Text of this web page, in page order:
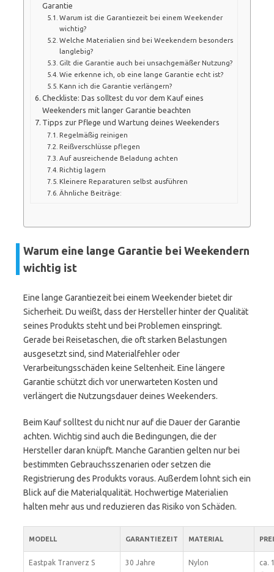
Garantie
Warum ist die Garantiezeit bei einem Weekender
wichtig?
Welche Materialien sind bei Weekendern besonders
langlebig?
Gilt die Garantie auch bei unsachgemäßer Nutzung?
Wie erkenne ich, ob eine lange Garantie echt ist?
Kann ich die Garantie verlängern?
Checkliste: Das solltest du vor dem Kauf eines
Weekenders mit langer Garantie beachten
Tipps zur Pflege und Wartung deines Weekenders
Regelmäßig reinigen
Reißverschlüsse pflegen
Auf ausreichende Beladung achten
Richtig lagern
Kleinere Reparaturen selbst ausführen
Ähnliche Beiträge:
Warum eine lange Garantie bei Weekendern
wichtig ist
Eine lange Garantiezeit bei einem Weekender bietet dir
Sicherheit. Du weißt, dass der Hersteller hinter der Qualität
seines Produkts steht und bei Problemen einspringt.
Gerade bei Reisetaschen, die oft starken Belastungen
ausgesetzt sind, sind Materialfehler oder
Verarbeitungsschäden keine Seltenheit. Eine längere
Garantie schützt dich vor unerwarteten Kosten und
verlängert die Nutzungsdauer deines Weekenders.
Beim Kauf solltest du nicht nur auf die Dauer der Garantie
achten. Wichtig sind auch die Bedingungen, die der
Hersteller daran knüpft. Manche Garantien gelten nur bei
bestimmten Gebrauchsszenarien oder setzen die
Registrierung des Produkts voraus. Außerdem lohnt sich ein
Blick auf die Materialqualität. Hochwertige Materialien
halten mehr aus und reduzieren das Risiko von Schäden.
MODELL GARANTIEZEIT MATERIAL
Eastpak Tranverz S 30 Jahre Nylon
ca.